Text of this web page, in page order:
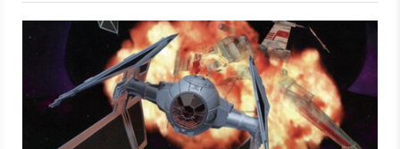
Games mit Adventure-Klassikern einen Namen. Wir blicken
auf Werde- und Untergang zurück. Und erklären, warum wir
LucasArts vermissen.